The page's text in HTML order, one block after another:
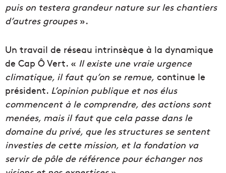
puis on testera grandeur nature sur les chantiers
d’autres groupes».
Un travail de réseau intrinsèque à la dynamique
de Cap Ô Vert. « Il existe une vraie urgence
climatique, il faut qu’on se remue, continue le
président. L’opinion publique et nos élus
commencent à le comprendre, des actions sont
menées, mais il faut que cela passe dans le
domaine du privé, que les structures se sentent
investies de cette mission, et la fondation va
servir de pôle de référence pour échanger nos